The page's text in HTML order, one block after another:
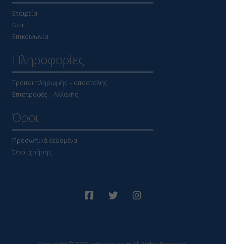
Εταιρεία
Νέα
Επικοινωνία
Πληροφορίες
Τρόποι πληρωμής – αποστολής
Επιστροφές – Αλλαγής
Όροι
Προσωπικά δεδομένα
Όροι χρήσης